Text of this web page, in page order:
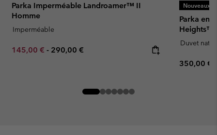
Parka Imperméable Landroamer™ II
Homme
Imperméable
Minimum sale price:
145,00 € - Maximum price:
290,00 €
Nouveaux
Parka en
Heights™
Duvet
Regular
350,00 €